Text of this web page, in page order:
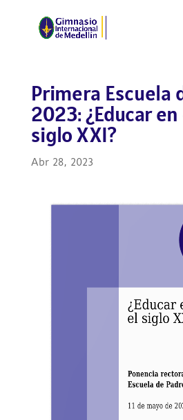
Primera Escuela
2023: ¿Educar
siglo XXI?
Abr 28, 2023